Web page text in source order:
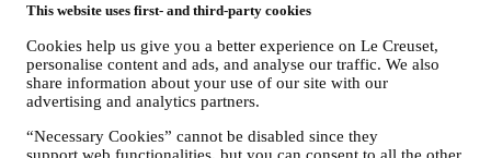
This website uses first- and third-party cookies
Cookies help us give you a better experience on Le Creuset,
personalise content and ads, and analyse our traffic. We also
share information about your use of our site with our
advertising and analytics partners.
“Necessary Cookies” cannot be disabled since they
verzendadressen opslaan, bestellingen bekijken en volgen.
Elke verwerkingsactiviteit is vereist om ons in staat te stellen
deze diensten aan u als Le Creuset-accounthouder te leveren.
OM UW BESTELLINGEN TE BEHEREN EN OM ONZE
PRODUCTEN, DIENSTEN EN ASSISTENTIE AAN U
Wij zullen uw gegevens gebruiken om onze contractuele